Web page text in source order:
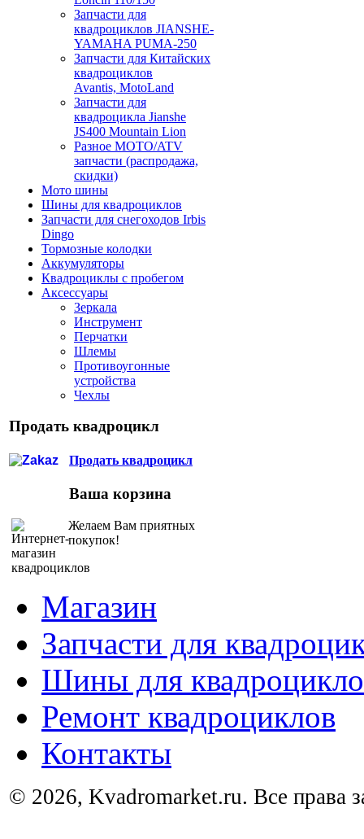
Запчасти для
квадроциклов JIANSHE-
YAMAHA PUMA-250
Запчасти для Китайских
квадроциклов
Avantis, MotoLand
Запчасти для
квадроцикла Jianshe
JS400 Mountain Lion
Разное МОТО/ATV
запчасти (распродажа,
скидки)
Мото шины
Шины для квадроциклов
Запчасти для снегоходов Irbis
Dingo
Тормозные колодки
Аккумуляторы
Квадроциклы с пробегом
Аксессуары
Зеркала
Инструмент
Перчатки
Шлемы
Противоугонные
устройства
Чехлы
Продать квадроцикл
Продать квадроцикл
Ваша корзина
Желаем Вам приятных
покупок!
Магазин
Запчасти для
Шины для
Ремонт квадроциклов
Контакты
© 2026, Kvadromarket.ru. Все права